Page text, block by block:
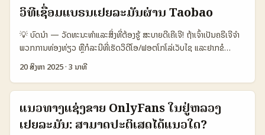
ທ້ອງຖິ່ນຂອງຕະຫຼາດແລະສ້າງຄ່າທີ່ກວ່າການໂຄສະນາທົ່ວໄປ. ໃນສະພາບປັດຈຸບັນ,
ມີການເຄື່ອນໄຫວທາງດາເລດຂອງອີ-ຄອມແລະການຊື້ຜ່ານໂຊເຊຍເຄັ່ນ — ຂໍ້
ສະເຫຼີມໃຈຈາກ Reference Content ທີ່ເວົ້າເຖິງການຂະຫຍາຍຂອງ JD.com
ແລະ Temu ທີ່ເຮັດໄດ້ດີໃນຕະຫຼາດຢູ່ເຮົາ — ນີ້ແບບເລີຍເປັນໄຟລ໌ຩັ່ນສໍາລັບຜູ້
ຜະລິດນ້ອຍແລະແບຣນທີ່ຢູ່ໃນກັບການກວດເຊັກມາດຕະຖານທາງລາຄາຂອງໂດຍ.
📊 ຕາຕະລາງສະຫຼຸບຂໍ້ມູນ 🌍 (Platform Comparison) 🧩 Metric
ShareChat Instagram Telegram 👥 Monthly Active
1.200.000 900.000 700.000 📈 Brand Engagement 15%
12% 9% 💬 Direct Brand DM สูง (community-led) กลาง ต่ำ
🔎 Discovery Tools In-app trends & voice communities
ວິທີເຊື່ອມແບຣນເຢຍລະມັນຜ່ານ Taobao
💡 ບົດນໍາ — ວັດທະນະທຳແລະສິ່ງທີ່ຕ້ອງຮູ້ ສະບາຍດີເຄີເຈີ! ຖ້າເຈົ້າເປັນຄຣີເຈີຈໍາ
ພວກການທ່ອງທ່ຽວ ຫຼືກໍລະນີທີ່ເຮັດວິດີໂອ/ຟອຕໂກໂລ່ເວັບໄຊ ແລະຢາກຂໍ
ໂຄງການສະໜອງໂຮ່ຣຮ໌ (sponsored hotel stays) ຈາກແບຣນເຢຍລະມັນ
ທີ່ມີຮູບແບບຈຳລອງຂາຍໃນ Taobao — ບົດນີ້ເຮົາຈະພາເຈົ້າຜ່ານກໍ່ອັບແນວທີ່
ເປັນຈິງ, ງ່າຍແລະໃຫ້ເຮັດໄດ້ທັນໃນປີ 2025. ເລີ່ມຈາກຂໍ້ຈຳເປັນ: German
market ຍັງມີຄວາມນິຍົມຕໍ່ການເດີນທາງ — ຕາມ PR Newswire ກ່າວວ່າ
Wonderful Indonesia ໄດ້ເຮັດການຄຳແນະເປີດສະຫຼາດຢູ່ Berlin ໃນກ່ອງ
ປີ 2025 ແລະສະມາດຕໍ່ກັບຕົວເລກ: ການເຂົ້າຮ່ວມທ່ອງທ່ຽວລະດັບສາກົນຂຶ້ນ
20 ສິງຫາ 2025·3 ນາທີ
ແນວທາງແຊ່ງຂາຍ OnlyFans ໃນຢູ່ຫລວງ
ເຢຍລະມັນ: ສາມາດປະຕິເສດໄດ້ແນວໃດ?